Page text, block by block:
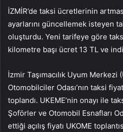
İZMİR’de taksi ücretlerinin
ayarlarını güncellemek isteyen
oluşturdu. Yeni tarifeye göre
kilometre başı ücret 13 TL ve
İzmir Taşımacılık Uyum
Otomobilciler Odası’nın taksi
toplandı. UKEME’nin onayı ile
Şoförler ve Otomobil Esnafları
ettiği açılış fiyatı UKOME